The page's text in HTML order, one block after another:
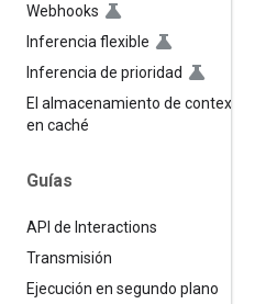
Webhooks
Inferencia flexible
Inferencia de prioridad
El almacenamiento de contexto
en caché
Guías
API de Interactions
Transmisión
Ejecución en segundo plano